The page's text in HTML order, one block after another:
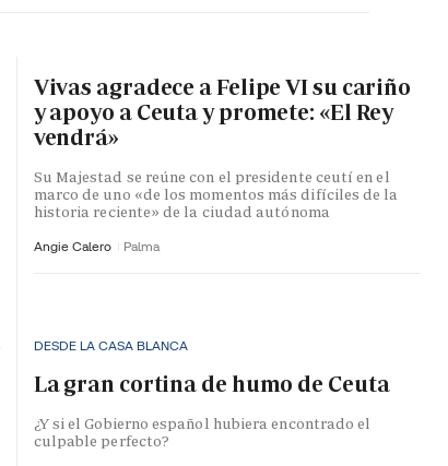
Vivas agradece a Felipe VI su cariño
y apoyo a Ceuta y promete: «El Rey
vendrá»
Su Majestad se reúne con el presidente ceutí en el
marco de uno «de los momentos más difíciles de la
historia reciente» de la ciudad autónoma
Angie Calero Palma
DESDE LA CASA BLANCA
La gran cortina de humo de Ceuta
¿Y si el Gobierno español hubiera encontrado el
culpable perfecto?